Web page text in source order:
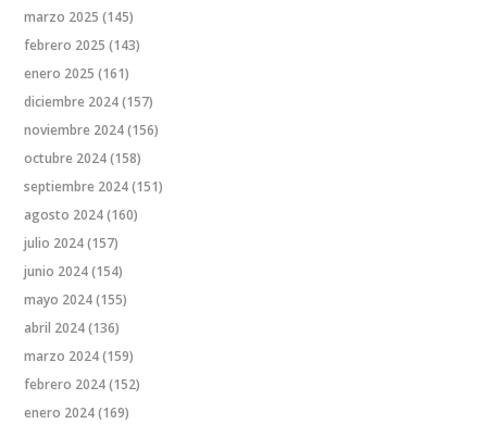
marzo 2025 (145)
febrero 2025 (143)
enero 2025 (161)
diciembre 2024(157)
noviembre 2024(156)
octubre 2024(158)
septiembre 2024(151)
agosto 2024(160)
julio 2024(157)
junio 2024(154)
mayo 2024(155)
abril 2024(136)
marzo 2024(159)
febrero 2024(152)
enero 2024(169)